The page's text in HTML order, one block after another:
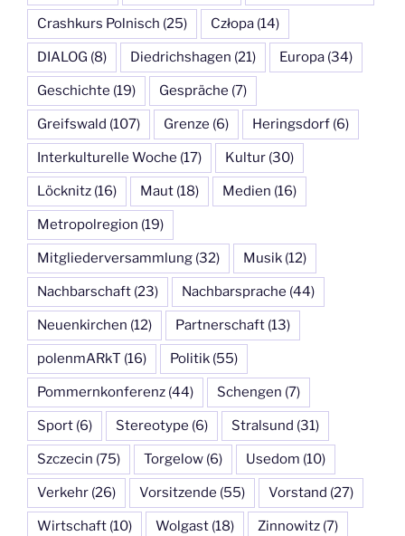
Crashkurs Polnisch (25) Człopa (14)
DIALOG (8) Diedrichshagen (21) Europa (34)
Geschichte (19) Gespräche (7)
Greifswald (107) Grenze (6) Heringsdorf (6)
Interkulturelle Woche (17) Kultur (30)
Löcknitz (16) Maut (18) Medien (16)
Metropolregion (19)
Mitgliederversammlung (32) Musik (12)
Nachbarschaft (23) Nachbarsprache (44)
Neuenkirchen (12) Partnerschaft (13)
polenmARkT (16) Politik (55)
Pommernkonferenz (44) Schengen (7)
Sport (6) Stereotype (6) Stralsund (31)
Szczecin (75) Torgelow (6) Usedom (10)
Verkehr (26) Vorsitzende (55) Vorstand (27)
Wirtschaft (10) Wolgast (18) Zinnowitz (7)